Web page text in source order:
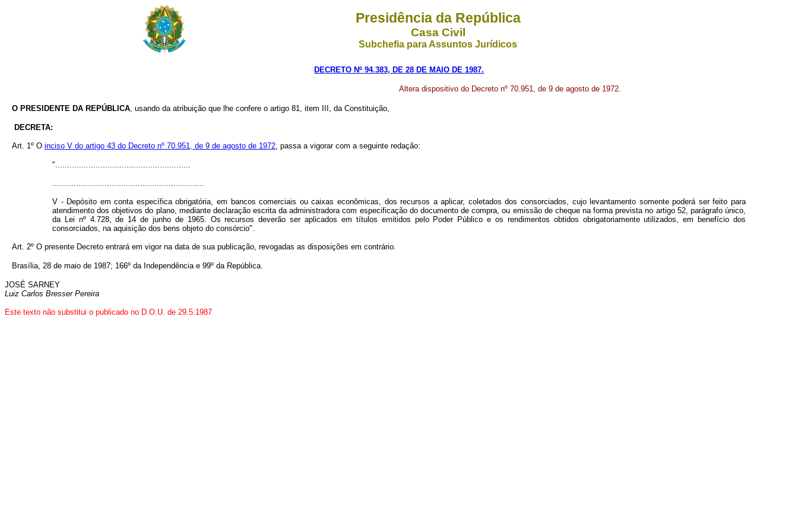
Presidência da República
Casa Civil
Subchefia para Assuntos Jurídicos
DECRETO Nº 94.383, DE 28 DE MAIO DE 1987.
Altera dispositivo do Decreto nº 70.951, de 9 de agosto de 1972.
O PRESIDENTE DA REPÚBLICA, usando da atribuição que lhe confere o artigo 81, item III, da Constituição,
DECRETA:
Art. 1º O inciso V do artigo 43 do Decreto nº 70.951, de 9 de agosto de 1972, passa a vigorar com a seguinte redação:
".........................................................
................................................................
V - Depósito em conta específica obrigatória, em bancos comerciais ou caixas econômicas, dos recursos a aplicar, coletados dos consorciados, cujo levantamento somente poderá ser feito para
atendimento dos objetivos do plano, mediante declaração escrita da administradora com especificação do documento de compra, ou emissão de cheque na forma prevista no artigo 52, parágrafo único,
da Lei nº 4.728, de 14 de junho de 1965. Os recursos deverão ser aplicados em títulos emitidos pelo Poder Público e os rendimentos obtidos obrigatoriamente utilizados, em benefício dos
consorciados, na aquisição dos bens objeto do consórcio".
Art. 2º O presente Decreto entrará em vigor na data de sua publicação, revogadas as disposições em contrário.
Brasília, 28 de maio de 1987; 166º da Independência e 99º da República.
JOSÉ SARNEY
Luiz Carlos Bresser Pereira
Este texto não substitui o publicado no D.O.U. de 29.5.1987